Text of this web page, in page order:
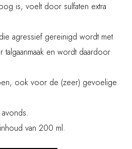
is, voelt door sulfaten extra
agressief gereinigd wordt met
talgaanmaak en wordt daardoor
ook voor de (zeer) gevoelige
van 200 ml.